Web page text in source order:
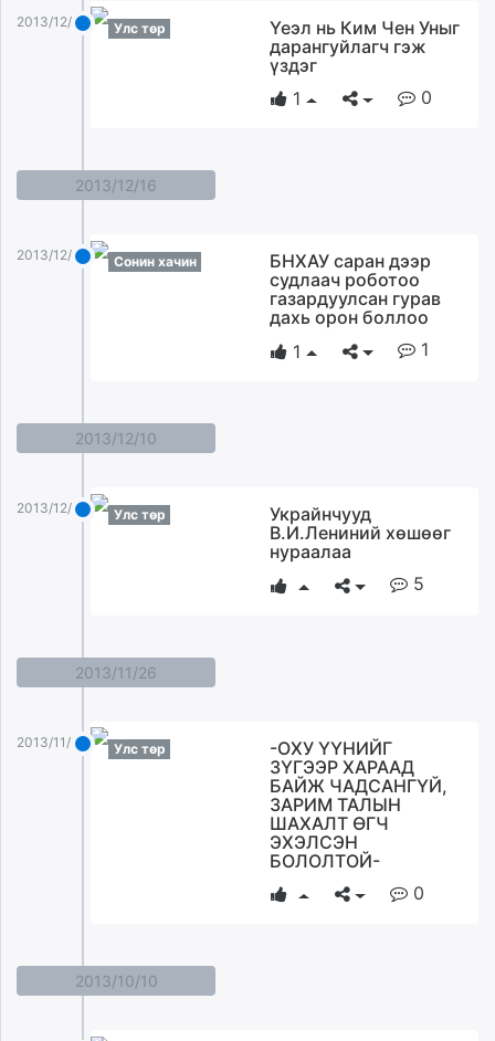
2013/12/21 Улс төр
Үеэл нь Ким Чен Уныг
дарангуйлагч гэж
үздэг
1
0
2013/12/16
2013/12/16 Сонин хачин
БНХАУ саран дээр
судлаач роботоо
газардуулсан гурав
дахь орон боллоо
1
1
2013/12/10
2013/12/10 Улс төр
Украйнчууд
В.И.Лениний хөшөөг
нураалаа
5
2013/11/26
2013/11/26 Улс төр
-ОХУ ҮҮНИЙГ
ЗҮГЭЭР ХАРААД
БАЙЖ ЧАДСАНГҮЙ,
ЗАРИМ ТАЛЫН
ШАХАЛТ ӨГЧ
ЭХЭЛСЭН
БОЛОЛТОЙ-
0
2013/10/10